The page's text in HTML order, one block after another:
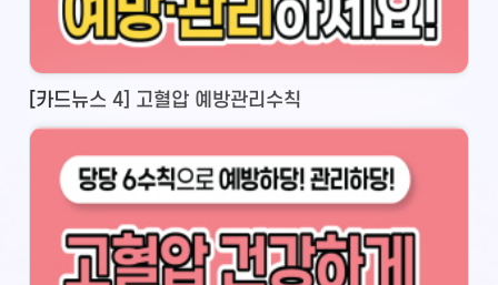
[카드뉴스 4] 고혈압 예방관리수칙